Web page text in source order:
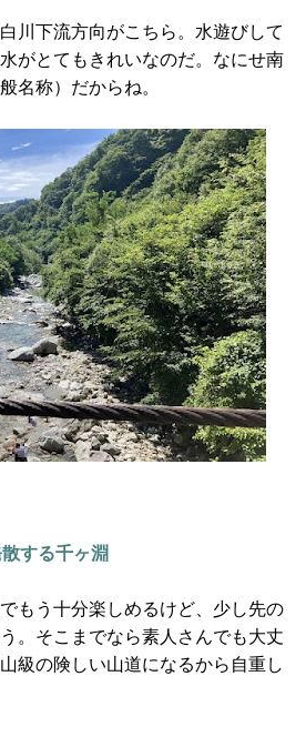
川下流方向がこちら。水遊びして
がとてもきれいなのだ。なにせ南
名称）だからね。
する千ヶ淵
もう十分楽しめるけど、少し先の
。そこまでなら素人さんでも大丈
級の険しい山道になるから自重し